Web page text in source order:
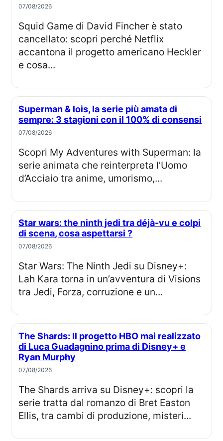
07/08/2026
Squid Game di David Fincher è stato
cancellato: scopri perché Netflix
accantona il progetto americano Heckler
e cosa...
Superman & lois, la serie più amata di
sempre: 3 stagioni con il 100% di consensi
07/08/2026
Scopri My Adventures with Superman: la
serie animata che reinterpreta l’Uomo
d’Acciaio tra anime, umorismo,...
Star wars: the ninth jedi tra déjà-vu e colpi
di scena, cosa aspettarsi ?
07/08/2026
Star Wars: The Ninth Jedi su Disney+:
Lah Kara torna in un’avventura di Visions
tra Jedi, Forza, corruzione e un...
The Shards: Il progetto HBO mai realizzato
di Luca Guadagnino prima di Disney+ e
Ryan Murphy
07/08/2026
The Shards arriva su Disney+: scopri la
serie tratta dal romanzo di Bret Easton
Ellis, tra cambi di produzione, misteri...